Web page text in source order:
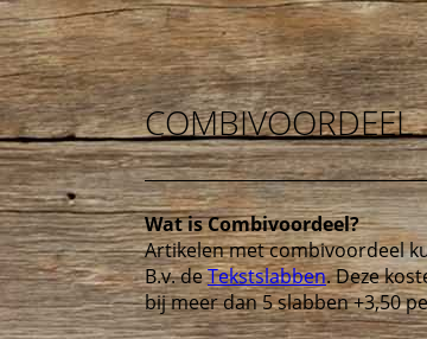
COMBIVOORDEEL
Wat is Combivoordeel?
Artikelen met combivoordeel
B.v. deTekstslabben. Deze
bij meer dan 5 slabben +3,50